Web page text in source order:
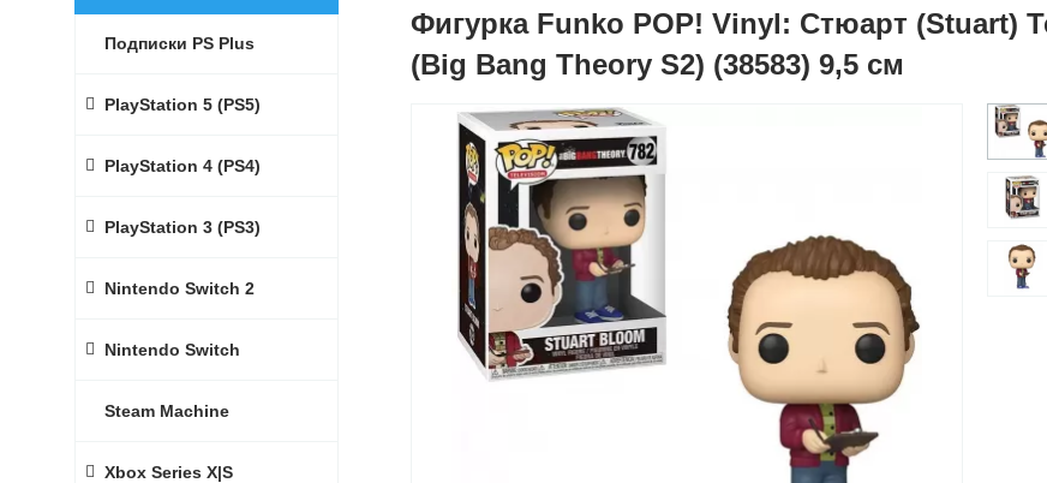
Фигурка Funko POP! Vinyl: Стюарт (Stuart)
(Big Bang Theory S2) (38583) 9,5 см
Подписки PS Plus
PlayStation 5 (PS5)
PlayStation 4 (PS4)
PlayStation 3 (PS3)
Nintendo Switch 2
Nintendo Switch
Steam Machine
Xbox Series X|S